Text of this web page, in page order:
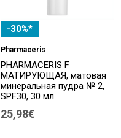
-30%*
Pharmaceris
PHARMACERIS F
МАТИРУЮЩАЯ, матовая
минеральная пудра № 2,
SPF30, 30 мл.
25,98€